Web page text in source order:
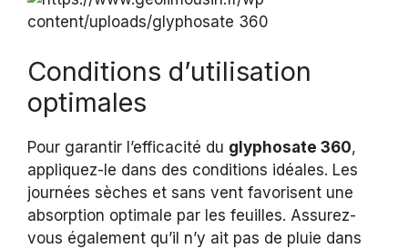
Conditions d’utilisation
optimales
Pour garantir l’efficacité du glyphosate 360,
appliquez-le dans des conditions idéales. Les
journées sèches et sans vent favorisent une
absorption optimale par les feuilles. Assurez-
vous également qu’il n’y ait pas de pluie dans